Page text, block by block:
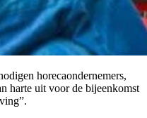
horecaondernemers,
harte uit voor de bijeenkomst